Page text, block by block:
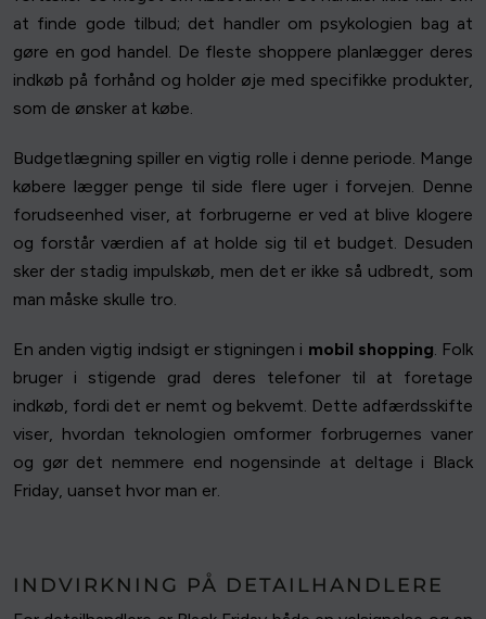
at finde gode tilbud; det handler om psykologien bag at
gøre en god handel. De fleste shoppere planlægger deres
indkøb på forhånd og holder øje med specifikke produkter,
som de ønsker at købe.
Budgetlægning spiller en vigtig rolle i denne periode. Mange
købere lægger penge til side flere uger i forvejen. Denne
forudseenhed viser, at forbrugerne er ved at blive klogere
og forstår værdien af at holde sig til et budget. Desuden
sker der stadig impulskøb, men det er ikke så udbredt, som
man måske skulle tro.
En anden vigtig indsigt er stigningen i mobil shopping. Folk
bruger i stigende grad deres telefoner til at foretage
indkøb, fordi det er nemt og bekvemt. Dette adfærdsskifte
viser, hvordan teknologien omformer forbrugernes vaner
og gør det nemmere end nogensinde at deltage i Black
Friday, uanset hvor man er.
INDVIRKNING PÅ DETAILHANDLERE